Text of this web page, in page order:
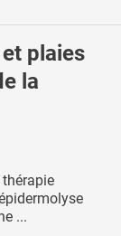
et plaies
la
thérapie
...